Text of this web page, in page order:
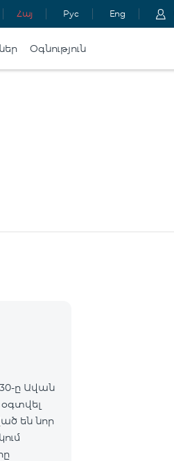
Հայ Рус Eng
Օգնություն
30-ը Ավան
են նոր